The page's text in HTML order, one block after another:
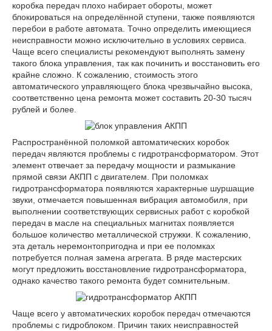
коробка передач плохо набирает обороты, может
блокироваться на определённой ступени, также появляются
перебои в работе автомата. Точно определить имеющиеся
неисправности можно исключительно в условиях сервиса.
Чаще всего специалисты рекомендуют выполнять замену
такого блока управления, так как починить и восстановить его
крайне сложно. К сожалению, стоимость этого
автоматического управляющего блока чрезвычайно высока,
соответственно цена ремонта может составить 20-30 тысяч
рублей и более.
Распространённой поломкой автоматических коробок
передач являются проблемы с гидротрансформатором. Этот
элемент отвечает за передачу мощности и размыкание
прямой связи АКПП с двигателем. При поломках
гидротрансформатора появляются характерные шуршащие
звуки, отмечается повышенная вибрация автомобиля, при
выполнении соответствующих сервисных работ с коробкой
передач в масле на специальных магнитах появляется
большое количество металлической стружки. К сожалению,
эта деталь неремонтопригодна и при ее поломках
потребуется полная замена агрегата. В ряде мастерских
могут предложить восстановление гидротрансформатора,
однако качество такого ремонта будет сомнительным.
Чаще всего у автоматических коробок передач отмечаются
проблемы с гидроблоком. Причин таких неисправностей